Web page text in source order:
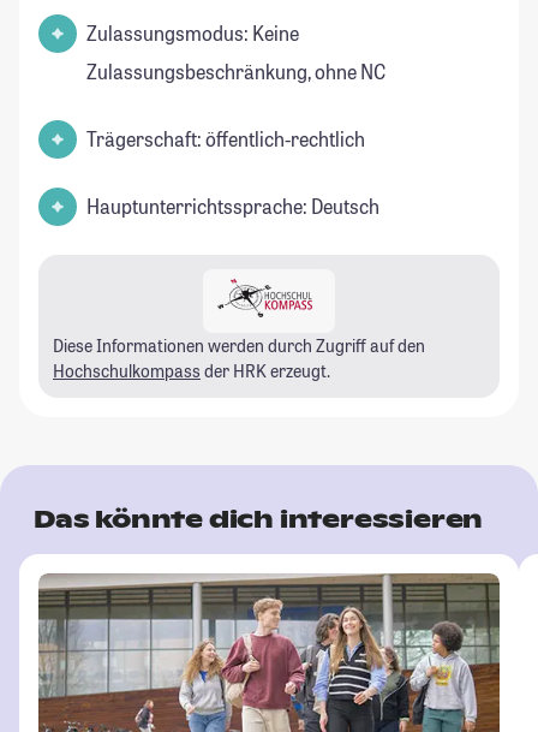
Zulassungsmodus: Keine
Zulassungsbeschränkung, ohne NC
Trägerschaft: öffentlich-rechtlich
Hauptunterrichtssprache: Deutsch
Diese Informationen werden durch Zugriff auf den
Hochschulkompass der HRK erzeugt.
Das könnte dich interessieren